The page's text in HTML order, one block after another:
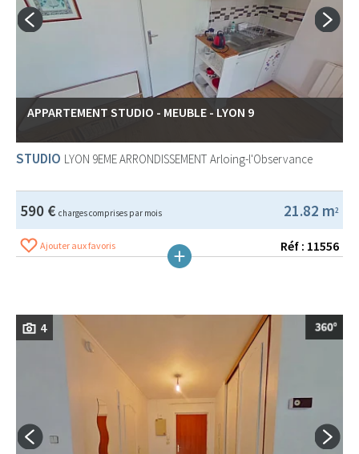
APPARTEMENT STUDIO - MEUBLE - LYON 9
STUDIO LYON 9EME ARRONDISSEMENT Arloing-l'Observance
21.82 m2
590 € charges comprises par mois
Ajouter aux favoris Réf : 11556
4